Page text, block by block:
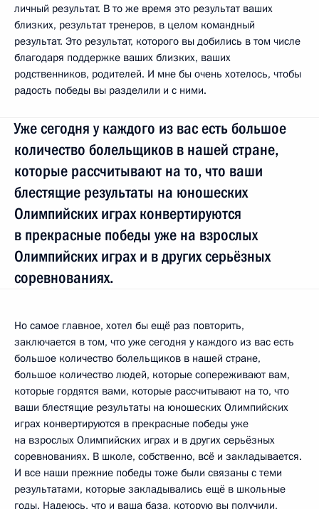
личный результат. В то же время это результат ваших
близких, результат тренеров, в целом командный
результат. Это результат, которого вы добились в том числе
благодаря поддержке ваших близких, ваших
родственников, родителей. И мне бы очень хотелось, чтобы
радость победы вы разделили и с ними.
Уже сегодня у каждого из вас есть большое
количество болельщиков в нашей стране,
которые рассчитывают на то, что ваши
блестящие результаты на юношеских
Олимпийских играх конвертируются
в прекрасные победы уже на взрослых
Олимпийских играх и в других серьёзных
соревнованиях.
Но самое главное, хотел бы ещё раз повторить,
заключается в том, что уже сегодня у каждого из вас есть
большое количество болельщиков в нашей стране,
большое количество людей, которые сопереживают вам,
которые гордятся вами, которые рассчитывают на то, что
ваши блестящие результаты на юношеских Олимпийских
играх конвертируются в прекрасные победы уже
на взрослых Олимпийских играх и в других серьёзных
соревнованиях. В школе, собственно, всё и закладывается.
И все наши прежние победы тоже были связаны с теми
результатами, которые закладывались ещё в школьные
годы. Надеюсь, что и ваша база, которую вы получили,